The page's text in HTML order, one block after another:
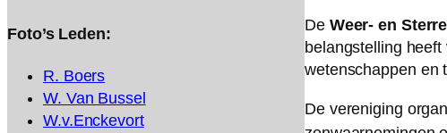
Foto’s Leden:
R. Boers
W. Van Bussel
W.v.Enckevort
De Weer- en
belangstelling
wetenschappen en
De vereniging